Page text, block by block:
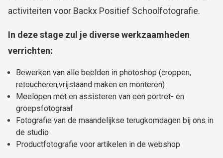
activiteiten voor Backx Positief Schoolfotografie.
In deze stage zul je diverse werkzaamheden
verrichten:
Bewerken van alle beelden in photoshop (croppen,
retoucheren,vrijstaand maken en monteren)
Meelopen met en assisteren van een portret- en
groepsfotograaf
Fotografie van de maandelijkse terugkomdagen bij ons in
de studio
Productfotografie voor artikelen in de webshop